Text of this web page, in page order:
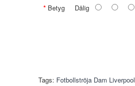
Betyg Dålig
Tags: Fotbollströja Dam Liverpool